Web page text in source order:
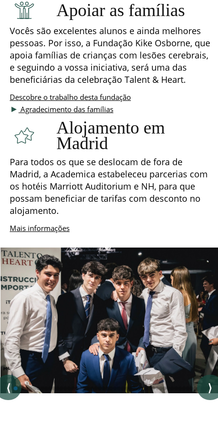
Apoiar as famílias
Vocês são excelentes alunos e ainda melhores
pessoas. Por isso, a Fundação Kike Osborne, que
apoia famílias de crianças com lesões cerebrais,
e seguindo a vossa iniciativa, será uma das
beneficiárias da celebração Talent & Heart.
Descobre o trabalho desta fundação
► Agradecimento das famílias
Alojamento em
Madrid
Para todos os que se deslocam de fora de
Madrid, a Academica estabeleceu parcerias com
os hotéis Marriott Auditorium e NH, para que
possam beneficiar de tarifas com desconto no
alojamento.
Mais informações
⟨ ⟩